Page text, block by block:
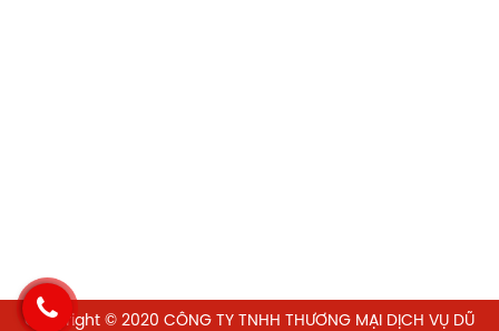
Copyright © 2020 CÔNG TY TNHH THƯƠNG MẠI DỊCH VỤ DŨ